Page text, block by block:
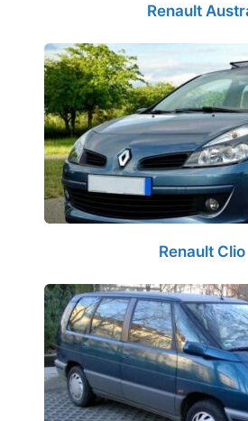
Renault
Renault Clio